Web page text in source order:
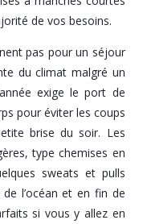
de vos besoins.
pas pour un séjour
du climat malgré un
exige le port de
pour éviter les coups
brise du soir. Les
type chemises en
sweats et pulls
l’océan et en fin de
si vous y allez en